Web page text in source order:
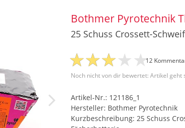
Bothmer Pyrotechnik
25 Schuss Crossett-
Noch nicht von dir bewertet: Artikel geht
12
Artikel-Nr.: 121186_1
Hersteller: Bothmer Pyrotechnik
Kurzbeschreibung: 25 Schuss